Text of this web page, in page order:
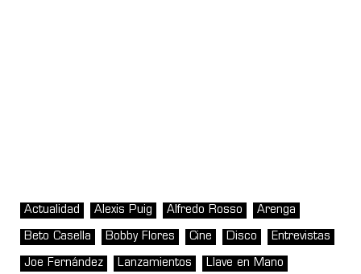
Actualidad Alexis Puig Alfredo Rosso Arenga
Beto Casella Bobby Flores Cine Disco Entrevistas
Joe Fernández Lanzamientos Llave en Mano